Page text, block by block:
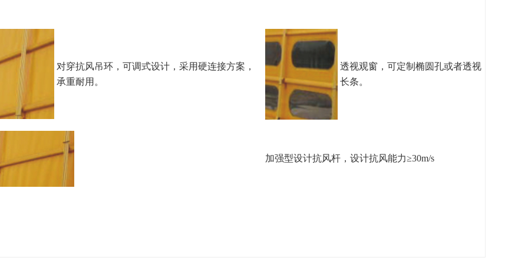
对穿抗风吊环，可调式设计，采用硬连接方案，
承重耐用。
透视观窗，可定制椭圆孔或者透视
长条。
加强型设计抗风杆，设计抗风能力≥30m/s